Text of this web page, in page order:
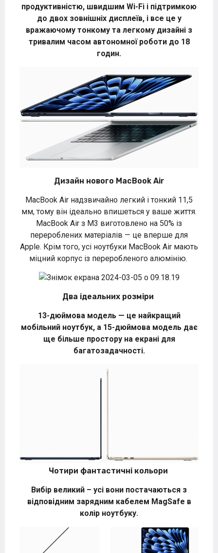
продуктивністю, швидшим Wi-Fi і підтримкою
до двох зовнішніх дисплеїв, і все це у
вражаючому тонкому та легкому дизайні з
тривалим часом автономної роботи до 18
годин.
Дизайн нового MacBook Air
MacBook Air надзвичайно легкий і тонкий 11,5
мм, тому він ідеально впишеться у ваше життя.
MacBook Air з M3 виготовлено на 50% із
перероблених матеріалів — це вперше для
Apple. Крім того, усі ноутбуки MacBook Air мають
міцний корпус із переробленого алюмінію.
Два ідеальних розміри
13-дюймова модель — це найкращий
мобільний ноутбук, а 15-дюймова модель дає
ще більше простору на екрані для
багатозадачності.
Чотири фантастичні кольори
Вибір великий – усі вони постачаються з
відповідним зарядним кабелем MagSafe в
колір ноутбуку.